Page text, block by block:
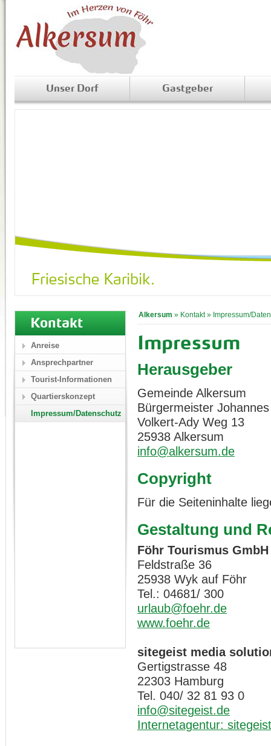
Unser Dorf Gastgeber
Alkersum » Kontakt» Impressum/
Impressum
Herausgeber
Gemeinde Alkersum
Bürgermeister
Volkert-Ady Weg 13
25938 Alkersum
info@alkersum.de
Copyright
Für die Seiteninhalte
Gestaltung und
Föhr Tourismus GmbH
Feldstraße 36
25938 Wyk auf Föhr
Tel.: 04681/ 300
urlaub@foehr.de
www.foehr.de
sitegeist media
Gertigstrasse 48
22303 Hamburg
Tel. 040/ 32 81 93 0
info@sitegeist.de
Internetagentur: sitegeist
Kontakt
Anreise
Ansprechpartner
Tourist-Informationen
Quartierskonzept
Impressum/Datenschutz